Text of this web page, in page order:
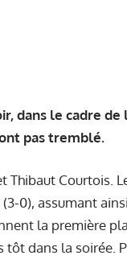
dans le cadre
pas tremblé.
Thibaut Courtois.
0), assumant
la première
dans la soirée.